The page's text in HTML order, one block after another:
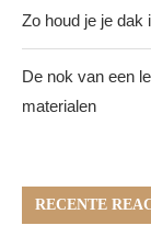
Zo houd je je dak
De nok van een
materialen
RECENTE